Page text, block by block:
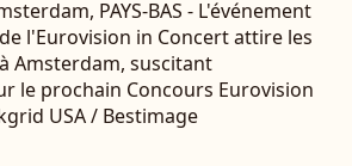
PAYS-BAS - L'événement
l'Eurovision in Concert attire les
Amsterdam, suscitant
le prochain Concours Eurovision
USA / Bestimage